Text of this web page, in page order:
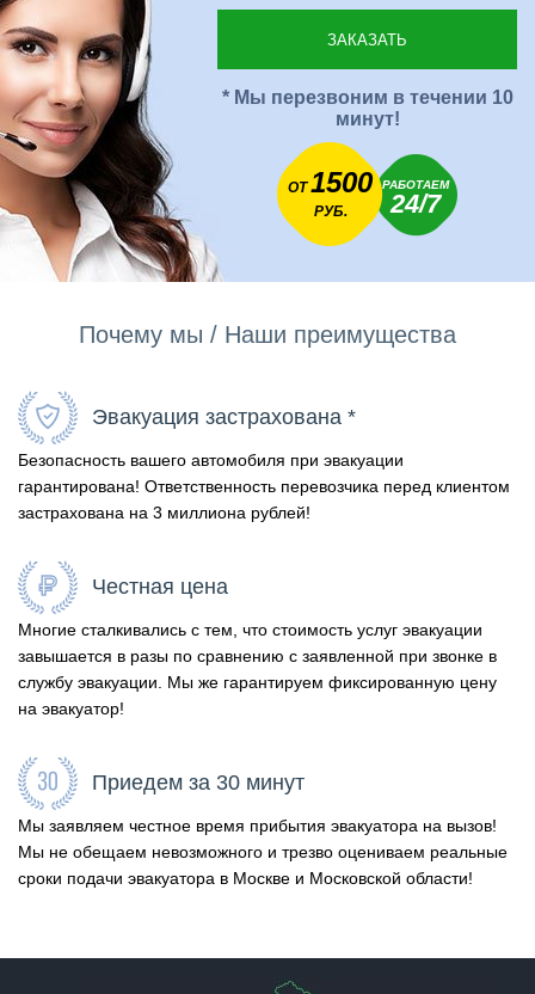
* Мы перезвоним в течении 10
минут!
ОТ1500
РУБ.
РАБОТАЕМ
24/7
Почему мы / Наши преимущества
Эвакуация застрахована *
Безопасность вашего автомобиля при эвакуации
гарантирована! Ответственность перевозчика перед клиентом
застрахована на 3 миллиона рублей!
Честная цена
Многие сталкивались с тем, что стоимость услуг эвакуации
завышается в разы по сравнению с заявленной при звонке в
службу эвакуации. Мы же гарантируем фиксированную цену
на эвакуатор!
Приедем за 30 минут
Мы заявляем честное время прибытия эвакуатора на вызов!
Мы не обещаем невозможного и трезво оцениваем реальные
сроки подачи эвакуатора в Москве и Московской области!